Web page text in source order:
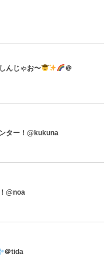
んじゃお〜
＠
ター！@kukuna
@noa
＠tida